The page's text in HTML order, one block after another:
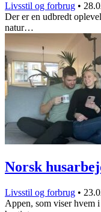
Livsstil og forbrug •
Der er en udbredt
natur…
Norsk
Livsstil og forbrug •
Appen, som viser hvem